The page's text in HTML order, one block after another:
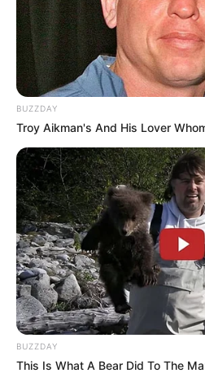
Bikin Ngakak, 10 Potret
Cosplay Murah Pakai
Seadanya
Anti Mainstream, 10 Cara
Membawa Barang
Versi Warga Thailand
BUZZDAY
Troy Aikman's And His Lover
BUZZDAY
This Is What A Bear Did To The